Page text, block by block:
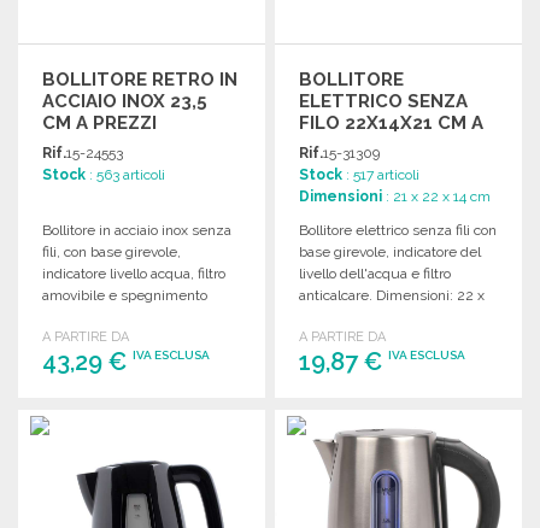
BOLLITORE RETRO IN
ACCIAIO INOX 23,5
CM A PREZZI
ALL'INGROSSO
Rif.15-24553
Stock : 563 articoli
Bollitore in acciaio inox senza
fili, con base girevole,
indicatore livello acqua, filtro
amovibile e spegnimento
16 x 27 cm.
A PARTIRE DA
43,29 € IVA ESCLUSA
BOLLITORE
ELETTRICO SENZA
FILO 22X14X21 CM A
PREZZI
ALL'INGROSSO
Rif.15-31309
Stock : 517 articoli
Dimensioni : 21 x 22 x 14 cm
Bollitore elettrico senza fili con
base girevole, indicatore del
livello dell'acqua e filtro
anticalcare. Dimensioni: 22 x
A PARTIRE DA
19,87 €IVA ESCLUSA
Richiedi un preventivo